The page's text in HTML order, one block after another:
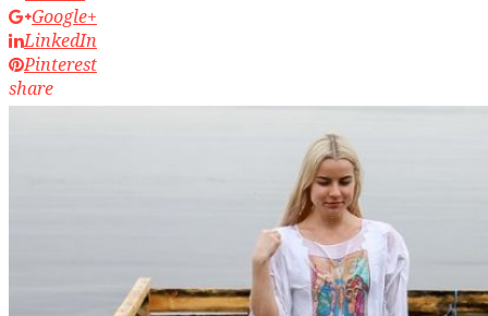
Google+
LinkedIn
Pinterest
share